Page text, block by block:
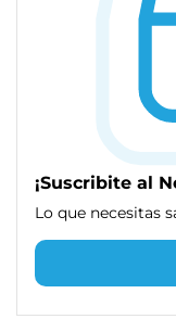
¡Suscribite al
Lo que necesitas